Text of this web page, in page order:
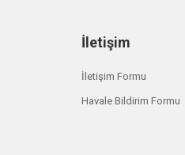
İletişim
İletişim Formu
Havale Bildirim Formu